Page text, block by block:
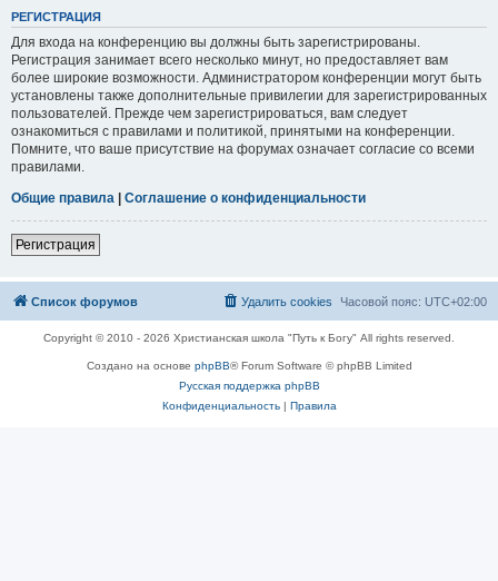
РЕГИСТРАЦИЯ
Для входа на конференцию вы должны быть зарегистрированы.
Регистрация занимает всего несколько минут, но предоставляет вам
более широкие возможности. Администратором конференции могут быть
установлены также дополнительные привилегии для зарегистрированных
пользователей. Прежде чем зарегистрироваться, вам следует
ознакомиться с правилами и политикой, принятыми на конференции.
Помните, что ваше присутствие на форумах означает согласие со всеми
правилами.
Общие правила
Соглашение о конфиденциальности
Регистрация
Список форумов Часовой пояс: UTC+02:00
Удалить cookies
Copyright © 2010 - 2026 Христианская школа "Путь к Богу" All rights reserved.
Создано на основе phpBB® Forum Software © phpBB Limited
Русская поддержка phpBB
Конфиденциальность| Правила